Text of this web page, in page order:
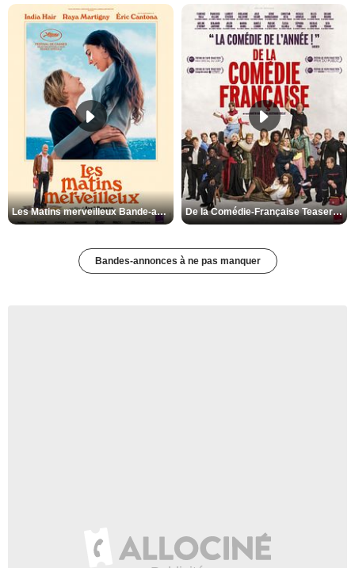
Les Matins merveilleux Bande-annonce VF De la Comédie-Française Teaser VF
Bandes-annonces à ne pas manquer